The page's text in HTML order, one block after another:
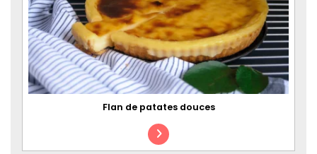
Flan de patates douces